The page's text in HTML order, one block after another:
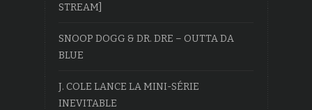
STREAM]
SNOOP DOGG & DR. DRE – OUTTA DA
BLUE
J. COLE LANCE LA MINI-SÉRIE
INEVITABLE